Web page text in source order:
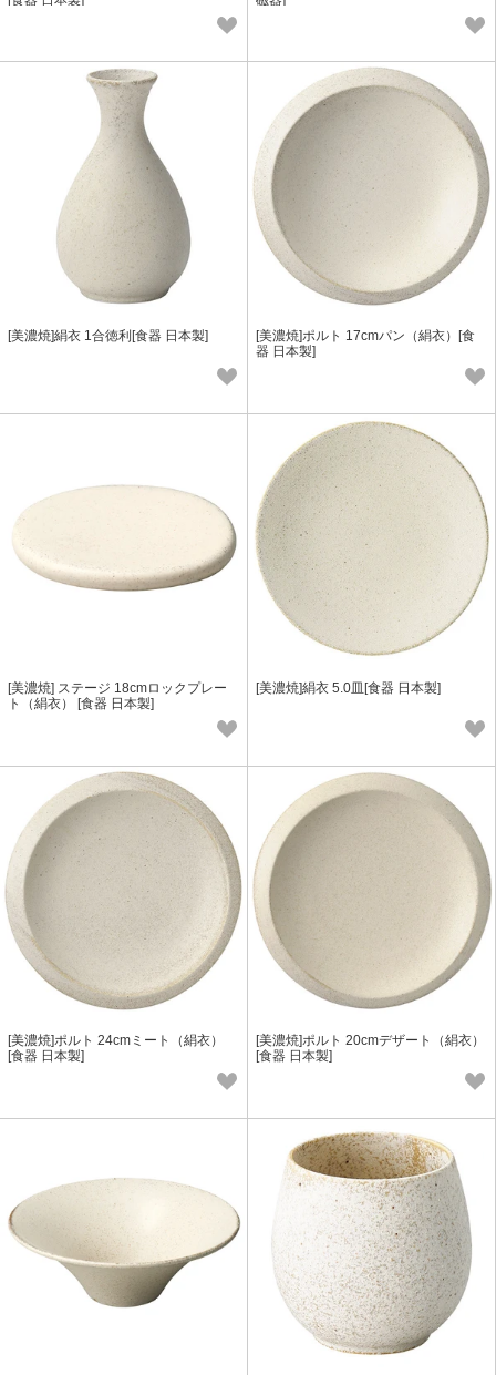
[美濃焼]絹衣 1合徳利[食器 日本製]
[美濃焼]ポルト 17cmパン（絹衣）[食
器 日本製]
[美濃焼] ステージ 18cmロックプレー
ト（絹衣） [食器 日本製]
[美濃焼]絹衣 5.0皿[食器 日本製]
[美濃焼]ポルト 24cmミート（絹衣）
[食器 日本製]
[美濃焼]ポルト 20cmデザート（絹衣）
[食器 日本製]